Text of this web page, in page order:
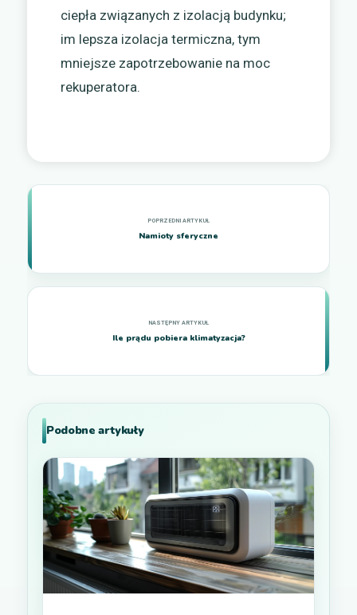
ciepła związanych z izolacją budynku;
im lepsza izolacja termiczna, tym
mniejsze zapotrzebowanie na moc
rekuperatora.
Namioty sferyczne
Ile prądu pobiera klimatyzacja?
Podobne artykuły